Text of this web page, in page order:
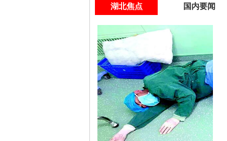
湖北焦点 国内要闻